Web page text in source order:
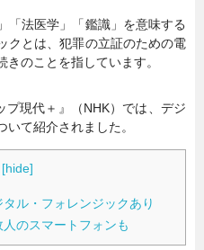
法医学」「鑑識」を意味する
クとは、犯罪の立証のための電
のことを指しています。
現代＋』（NHK）では、デジ
て紹介されました。
[hide]
ル・フォレンジックあり
のスマートフォンも